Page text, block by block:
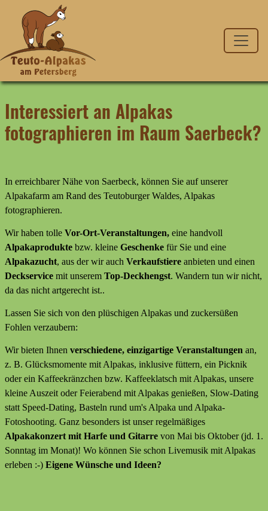
Interessiert an Alpakas
fotographieren im Raum Saerbeck?
In erreichbarer Nähe von Saerbeck, können Sie auf unserer
Alpakafarm am Rand des Teutoburger Waldes, Alpakas
fotographieren.
Wir haben tolle Vor-Ort-Veranstaltungen, eine handvoll
Alpakaprodukte bzw. kleine Geschenke für Sie und eine
Alpakazucht, aus der wir auch Verkaufstiere anbieten und einen
Deckservice mit unserem Top-Deckhengst. Wandern tun wir nicht,
da das nicht artgerecht ist..
Lassen Sie sich von den plüschigen Alpakas und zuckersüßen
Fohlen verzaubern:
Wir bieten Ihnen verschiedene, einzigartige Veranstaltungen an,
z. B. Glücksmomente mit Alpakas, inklusive füttern, ein Picknik
oder ein Kaffeekränzchen bzw. Kaffeeklatsch mit Alpakas, unsere
kleine Auszeit oder Feierabend mit Alpakas genießen, Slow-Dating
statt Speed-Dating, Basteln rund um's Alpaka und Alpaka-
Fotoshooting. Ganz besonders ist unser regelmäßiges
Alpakakonzert mit Harfe und Gitarre von Mai bis Oktober (jd. 1.
Sonntag im Monat)! Wo können Sie schon Livemusik mit Alpakas
erleben :-) Eigene Wünsche und Ideen?